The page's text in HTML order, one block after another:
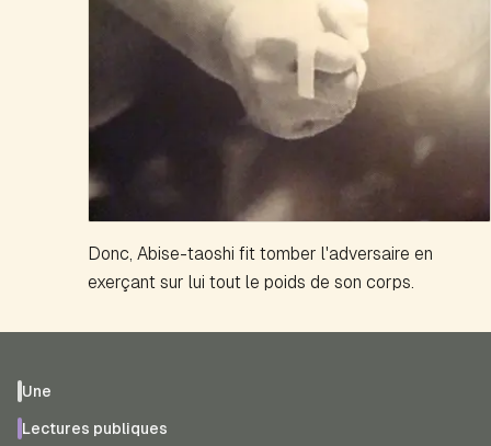
Donc, Abise-taoshi fit tomber l'adversaire en
exerçant sur lui tout le poids de son corps.
Une
Lectures publiques